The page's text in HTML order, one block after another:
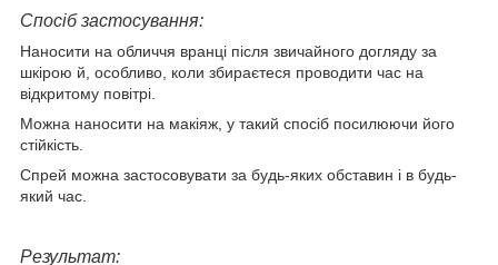
Спосіб застосування:
Наносити на обличчя вранці після звичайного догляду за
шкірою й, особливо, коли збираєтеся проводити час на
відкритому повітрі.
Можна наносити на макіяж, у такий спосіб посилюючи його
стійкість.
Спрей можна застосовувати за будь-яких обставин і в будь-
який час.
Результат: